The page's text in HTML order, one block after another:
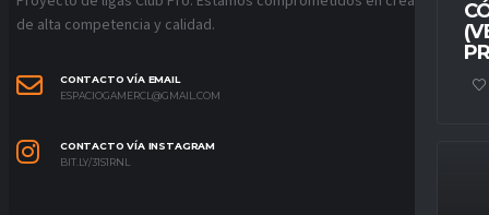
de alta competencia y calidad.
CONTACTO VÍA EMAIL
ESPACIOGAMERCL@GMAIL.COM
CONTACTO VÍA INSTAGRAM
BIT.LY/31S1RNL